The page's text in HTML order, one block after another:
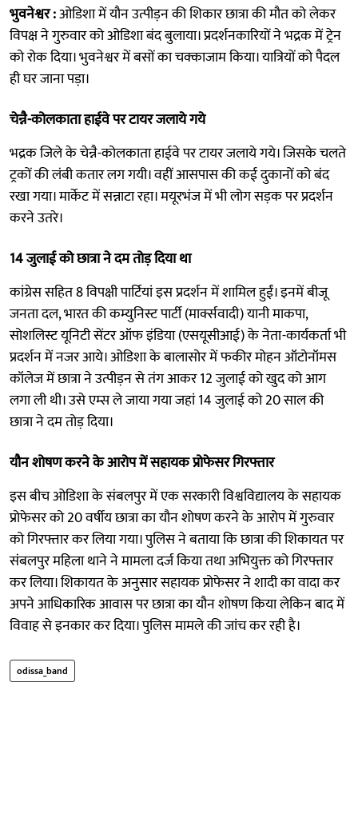
भुवनेश्वर :ओडिशा में यौन उत्पीड़न की शिकार छात्रा की मौत को लेकर
विपक्ष ने गुरुवार को ओडिशा बंद बुलाया। प्रदर्शनकारियों ने भद्रक में ट्रेन
को रोक दिया। भुवनेश्वर में बसों का चक्काजाम किया। यात्रियों को पैदल
ही घर जाना पड़ा।
चेन्नै-कोलकाता हाईवे पर टायर जलाये गये
भद्रक जिले के चेन्नै-कोलकाता हाईवे पर टायर जलाये गये। जिसके चलते
ट्रकों की लंबी कतार लग गयी। वहीं आसपास की कई दुकानों को बंद
रखा गया। मार्केट में सन्नाटा रहा। मयूरभंज में भी लोग सड़क पर प्रदर्शन
करने उतरे।
14 जुलाई को छात्रा ने दम तोड़ दिया था
कांग्रेस सहित 8 विपक्षी पार्टियां इस प्रदर्शन में शामिल हुईं। इनमें बीजू
जनता दल, भारत की कम्युनिस्ट पार्टी (मार्क्सवादी) यानी माकपा,
सोशलिस्ट यूनिटी सेंटर ऑफ इंडिया (एसयूसीआई) के नेता-कार्यकर्ता भी
प्रदर्शन में नजर आये। ओडिशा के बालासोर में फकीर मोहन ऑटोनॉमस
कॉलेज में छात्रा ने उत्पीड़न से तंग आकर 12 जुलाई को खुद को आग
लगा ली थी। उसे एम्स ले जाया गया जहां 14 जुलाई को 20 साल की
छात्रा ने दम तोड़ दिया।
यौन शोषण करने के आरोप में सहायक प्रोफेसर गिरफ्तार
इस बीच ओडिशा के संबलपुर में एक सरकारी विश्वविद्यालय के सहायक
प्रोफेसर को 20 वर्षीय छात्रा का यौन शोषण करने के आरोप में गुरुवार
को गिरफ्तार कर लिया गया। पुलिस ने बताया कि छात्रा की शिकायत पर
संबलपुर महिला थाने ने मामला दर्ज किया तथा अभियुक्त को गिरफ्तार
कर लिया। शिकायत के अनुसार सहायक प्रोफेसर ने शादी का वादा कर
अपने आधिकारिक आवास पर छात्रा का यौन शोषण किया लेकिन बाद में
विवाह से इनकार कर दिया। पुलिस मामले की जांच कर रही है।
odissa_band